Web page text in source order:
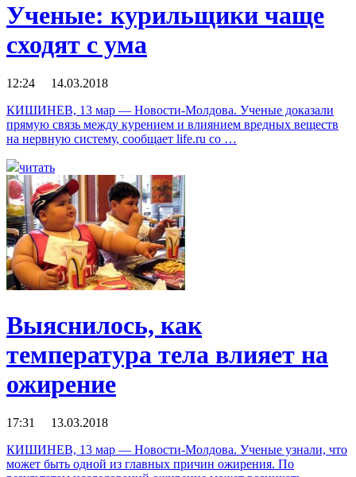
Ученые: курильщики чаще
сходят с ума
12:24 14.03.2018
КИШИНЕВ, 13 мар — Новости-Молдова. Ученые доказали
прямую связь между курением и влиянием вредных веществ
на нервную систему, сообщает life.ru со …
читать
Выяснилось, как
температура тела влияет на
ожирение
17:31 13.03.2018
КИШИНЕВ, 13 мар — Новости-Молдова. Ученые узнали, что
может быть одной из главных причин ожирения. По